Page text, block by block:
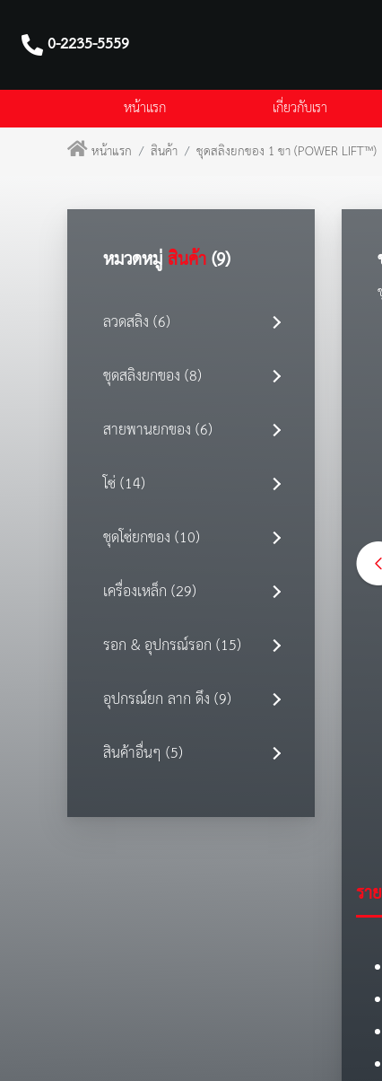
0-2235-5559
หน้าแรก เกี่ยวกับเรา
หน้าแรก สินค้า ชุดสลิงยกของ 1 ขา (POWER LIFT™)
หมวดหมู่สินค้า(9)
ลวดสลิง (6)
ชุดสลิงยกของ (8)
สายพานยกของ (6)
โซ่ (14)
ชุดโซ่ยกของ (10)
เครื่องเหล็ก (29)
รอก & อุปกรณ์รอก (15)
อุปกรณ์ยก ลาก ดึง (9)
สินค้าอื่นๆ (5)
รา